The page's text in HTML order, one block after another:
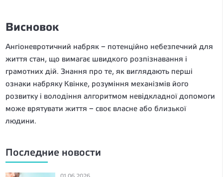
Висновок
Ангіоневротичний набряк – потенційно небезпечний для
життя стан, що вимагає швидкого розпізнавання і
грамотних дій. Знання про те, як виглядають перші
ознаки набряку Квінке, розуміння механізмів його
розвитку і володіння алгоритмом невідкладної допомоги
може врятувати життя – своє власне або близької
людини.
Последние новости